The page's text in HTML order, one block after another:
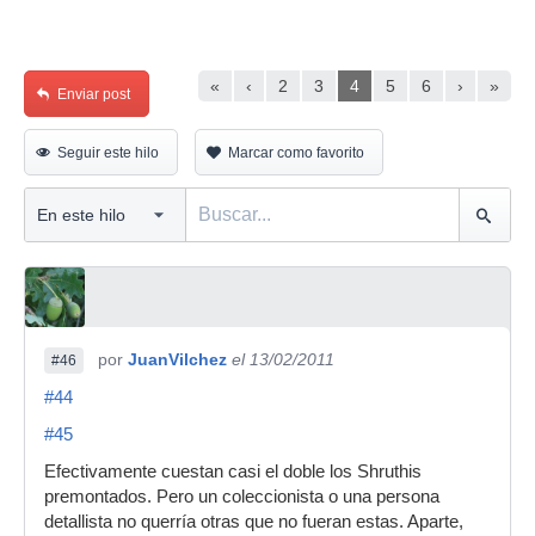
« ‹ 2 3 4 5 6 › »
Enviar post
Seguir este hilo Marcar como favorito
#46 por JuanVilchez el 13/02/2011
#44
#45
Efectivamente cuestan casi el doble los Shruthis
premontados. Pero un coleccionista o una persona
detallista no querría otras que no fueran estas. Aparte,